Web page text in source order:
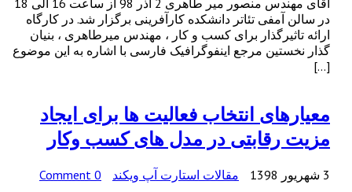
آقای مهندس منصور میر طاهری 2 آذر 98 از ساعت 16 الی 18
در سالن آمفی تئاتر دانشکده کارآفرینی برگزار شد. در کارگاه
ارائه تاثیرگذار برای کسب و کار ، مهندس میرطاهری ، بنیان
گذار نخستین مرجع اینفوگرافیک فارسی با اشاره به این موضوع
[…]
معیارهای انتخاب فعالیت ها برای ایجاد
مزیت رقابتی در مدل های کسب وکار
3 شهریور 1398 مقالات استارت آپ ویکند
0 Comment